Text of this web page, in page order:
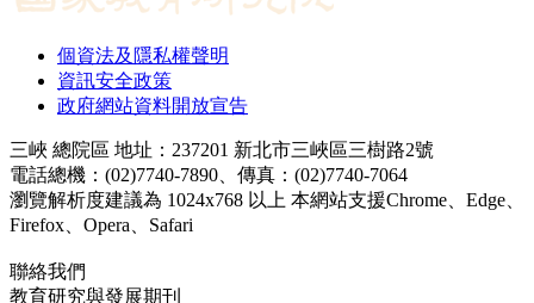
個資法及隱私權聲明
資訊安全政策
政府網站資料開放宣告
三峽 總院區 地址：237201 新北市三峽區三樹路2號
電話總機：(02)7740-7890、傳真：(02)7740-7064
瀏覽解析度建議為 1024x768 以上 本網站支援Chrome、Edge、
Firefox、Opera、Safari
聯絡我們
教育研究與發展期刊